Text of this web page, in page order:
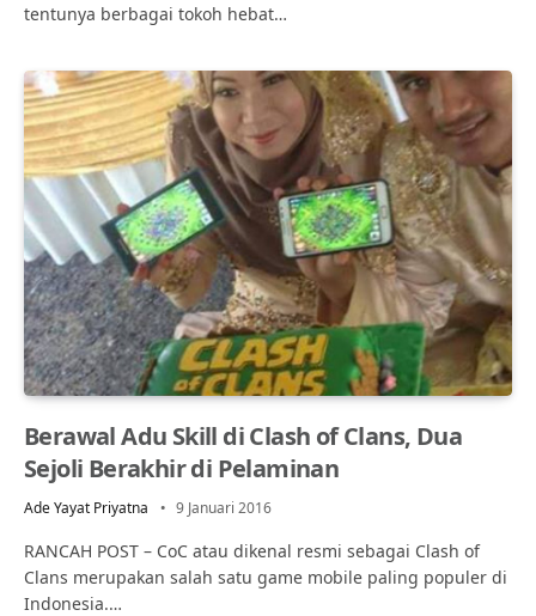
tentunya berbagai tokoh hebat…
Berawal Adu Skill di Clash of Clans, Dua
Sejoli Berakhir di Pelaminan
Ade Yayat Priyatna 9 Januari 2016
RANCAH POST – CoC atau dikenal resmi sebagai Clash of
Clans merupakan salah satu game mobile paling populer di
Indonesia.…